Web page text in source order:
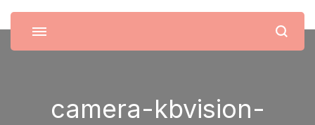
camera-kbvision-